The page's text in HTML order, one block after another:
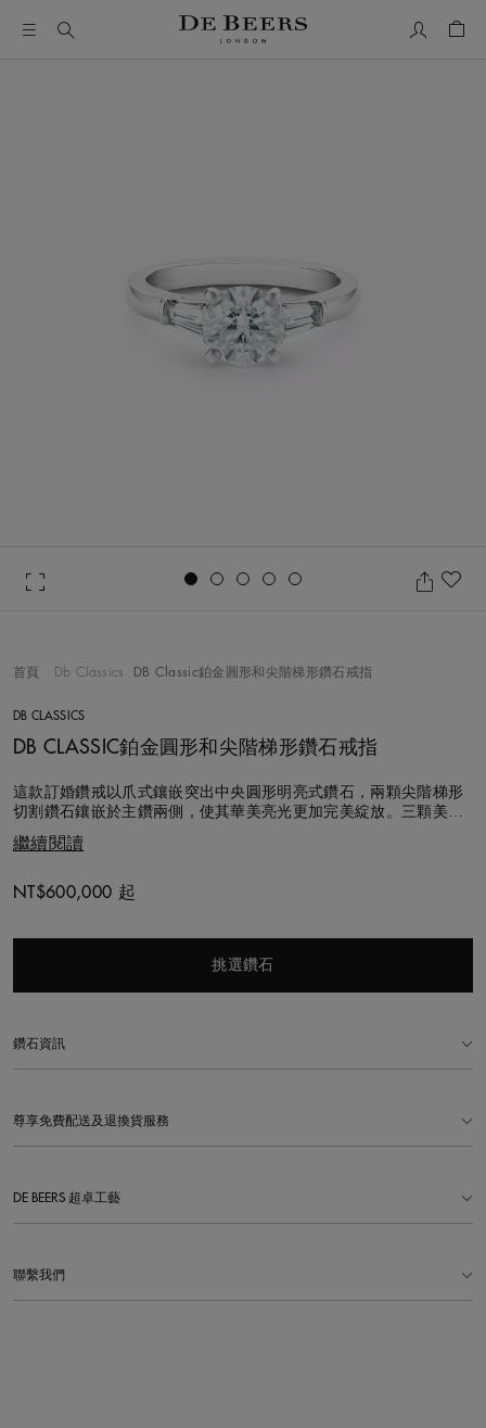
首頁 Db Classics DB Classic鉑金圓形和尖階梯形鑽石戒指
DB CLASSICS
DB CLASSIC鉑金圓形和尖階梯形鑽石戒指
這款訂婚鑽戒以爪式鑲嵌突出中央圓形明亮式鑽石，兩顆尖階梯形
切割鑽石鑲嵌於主鑽兩側，使其華美亮光更加完美綻放。三顆美鑽
方寸之間。 此款戒指選用的每顆鑽石都以遵循道德章程的方式採購
製服務For You, Fore
繼續閱讀
Original price
NT$600,000 起
挑選鑽石
鑽石資訊
尊享免費配送及退換貨服務
DE BEERS 超卓工藝
聯繫我們